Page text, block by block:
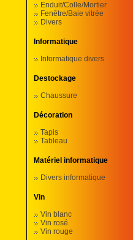
Enduit/Colle/Mortier
Fenêtre/Baie vitrée
Divers
Informatique
Informatique divers
Destockage
Chaussure
Décoration
Tapis
Tableau
Matériel informatique
Divers informatique
Vin
Vin blanc
Vin rosé
Vin rouge